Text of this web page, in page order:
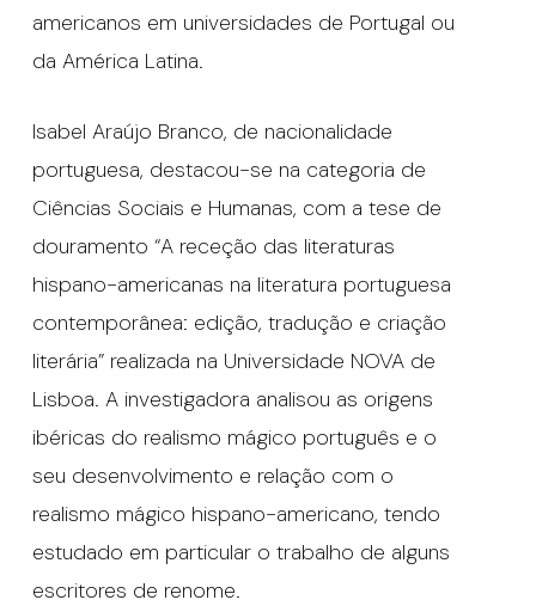
americanos em universidades de Portugal ou
da América Latina.
Isabel Araújo Branco, de nacionalidade
portuguesa, destacou-se na categoria de
Ciências Sociais e Humanas, com a tese de
douramento “A receção das literaturas
hispano-americanas na literatura portuguesa
contemporânea: edição, tradução e criação
literária” realizada na Universidade NOVA de
Lisboa. A investigadora analisou as origens
ibéricas do realismo mágico português e o
seu desenvolvimento e relação com o
realismo mágico hispano-americano, tendo
estudado em particular o trabalho de alguns
escritores de renome.